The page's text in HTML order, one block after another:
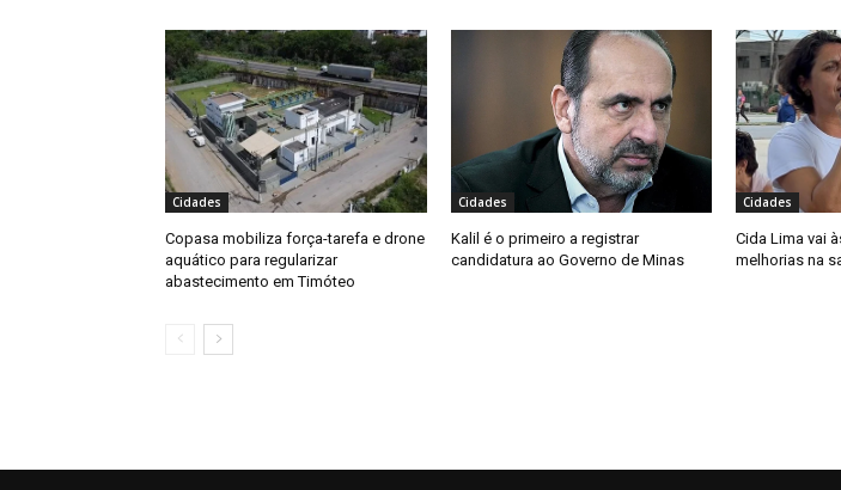
Cidades
Copasa mobiliza força-tarefa e drone
aquático para regularizar
abastecimento em Timóteo
Cidades
Kalil é o primeiro a registrar
candidatura ao Governo de Minas
Cidades
Cida Lima vai
melhorias na